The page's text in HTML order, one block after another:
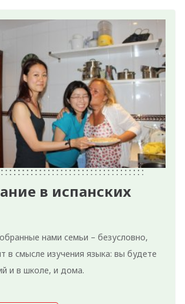
в испанских
нами семьи – безусловно,
в смысле изучения языка: вы будете
и в школе, и дома.